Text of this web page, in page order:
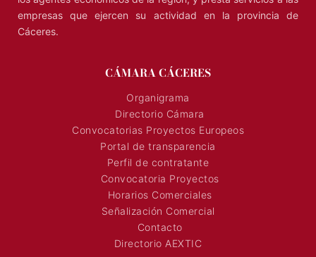
Representa, promueve y defiende los intereses generales de
los agentes económicos de la región, y presta servicios a las
CÁMARA CÁCERES
Organigrama
Directorio Cámara
Convocatorias Proyectos Europeos
Portal de transparencia
Perfil de contratante
Convocatoria Proyectos
Horarios Comerciales
Señalización Comercial